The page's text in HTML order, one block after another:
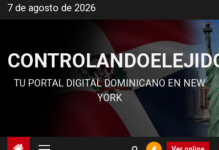
al
7 de agosto de 2026
TU PORTAL DIGITAL DOMINICANO EN NEW
YORK